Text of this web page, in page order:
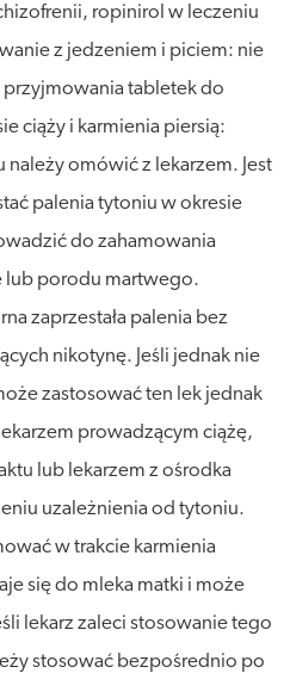
ropinirol w leczeniu
z jedzeniem i piciem: nie
przyjmowania tabletek do
ciąży i karmienia piersią:
omówić z lekarzem. Jest
palenia tytoniu w okresie
do zahamowania
lub porodu martwego.
zaprzestała palenia bez
nikotynę. Jeśli jednak nie
zastosować ten lek jednak
prowadzącym ciążę,
lub lekarzem z ośrodka
uzależnienia od tytoniu.
w trakcie karmienia
się do mleka matki i może
lekarz zaleci stosowanie tego
stosować bezpośrednio po